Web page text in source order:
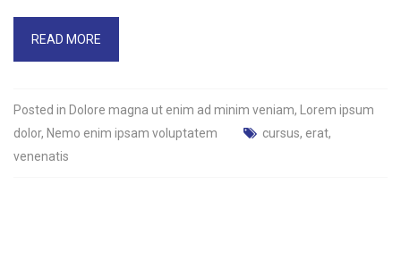
READ MORE
Posted in Dolore magna ut enim ad minim veniam,
Lorem ipsum
dolor, Nemo enim ipsam voluptatem cursus, erat,
venenatis